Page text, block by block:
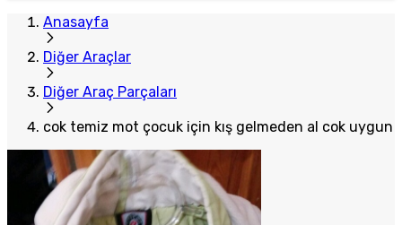
Anasayfa
Diğer Araçlar
Diğer Araç Parçaları
cok temiz mot çocuk için kış gelmeden al cok uygun